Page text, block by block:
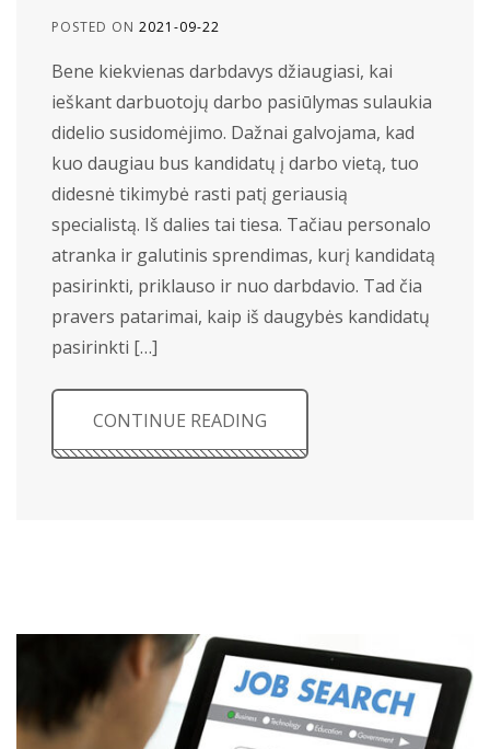
POSTED ON 2021-09-22
Bene kiekvienas darbdavys džiaugiasi, kai
ieškant darbuotojų darbo pasiūlymas sulaukia
didelio susidomėjimo. Dažnai galvojama, kad
kuo daugiau bus kandidatų į darbo vietą, tuo
didesnė tikimybė rasti patį geriausią
specialistą. Iš dalies tai tiesa. Tačiau personalo
atranka ir galutinis sprendimas, kurį kandidatą
pasirinkti, priklauso ir nuo darbdavio. Tad čia
pravers patarimai, kaip iš daugybės kandidatų
pasirinkti […]
CONTINUE READING